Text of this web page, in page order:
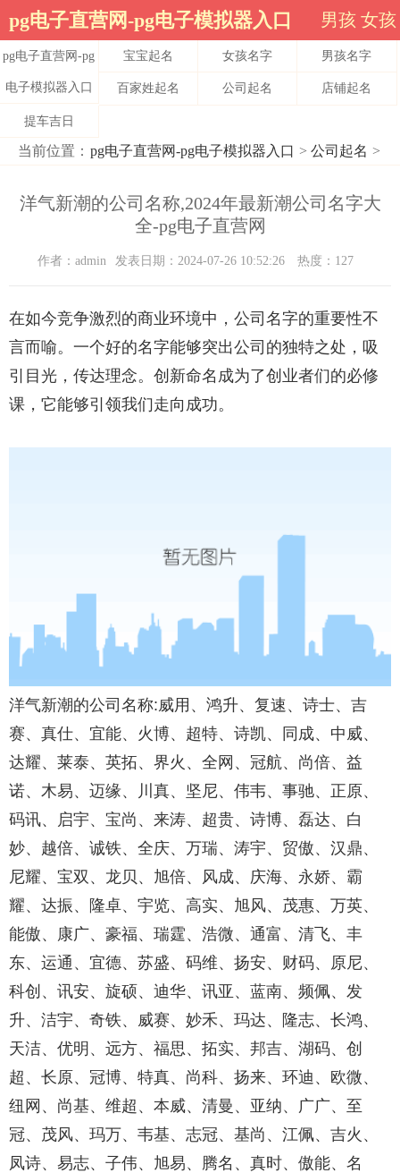
pg电子直营网-pg电子模拟器入口 男孩 女孩
pg电子直营网-pg
电子模拟器入口
宝宝起名 女孩名字 男孩名字
百家姓起名 公司起名 店铺起名
提车吉日
当前位置： pg电子直营网-pg电子模拟器入口 > 公司起名 >
洋气新潮的公司名称,2024年最新潮公司名字大
全-pg电子直营网
作者：admin 发表日期：2024-07-26 10:52:26 热度：127
在如今竞争激烈的商业环境中，公司名字的重要性不
言而喻。一个好的名字能够突出公司的独特之处，吸
引目光，传达理念。创新命名成为了创业者们的必修
课，它能够引领我们走向成功。
洋气新潮的公司名称:威用、鸿升、复速、诗士、吉
赛、真仕、宜能、火博、超特、诗凯、同成、中威、
达耀、莱泰、英拓、界火、全网、冠航、尚倍、益
诺、木易、迈缘、川真、坚尼、伟韦、事驰、正原、
码讯、启宇、宝尚、来涛、超贵、诗博、磊达、白
妙、越倍、诚铁、全庆、万瑞、涛宇、贸傲、汉鼎、
尼耀、宝双、龙贝、旭倍、风成、庆海、永娇、霸
耀、达振、隆卓、宇览、高实、旭风、茂惠、万英、
能傲、康广、豪福、瑞霆、浩微、通富、清飞、丰
东、运通、宜德、苏盛、码维、扬安、财码、原尼、
科创、讯安、旋硕、迪华、讯亚、蓝南、频佩、发
升、洁宇、奇铁、威赛、妙禾、玛达、隆志、长鸿、
天洁、优明、远方、福思、拓实、邦吉、湖码、创
超、长原、冠博、特真、尚科、扬来、环迪、欧微、
纽网、尚基、维超、本威、清曼、亚纳、广广、至
冠、茂风、玛万、韦基、志冠、基尚、江佩、吉火、
凤诗、易志、子伟、旭易、腾名、真时、傲能、名